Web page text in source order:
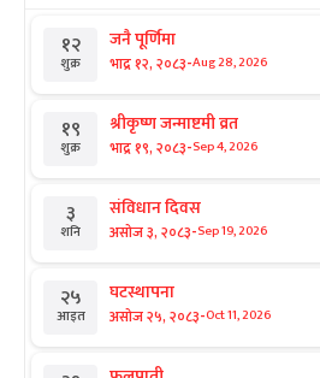
१२
शुक्र
जनै पूर्णिमा
भाद्र १२, २०८३-Aug 28, 2026
१९
शुक्र
श्रीकृष्ण जन्माष्टमी व्रत
भाद्र १९, २०८३-Sep 4, 2026
३
शनि
संविधान दिवस
असोज ३, २०८३-Sep 19, 2026
२५
आइत
घटस्थापना
असोज २५, २०८३-Oct 11, 2026